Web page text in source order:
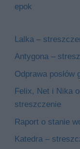
epok
Lalka –
Antygona –
Odprawa
Felix, Net i Nika
streszczenie
Raport o stanie
Katedra –